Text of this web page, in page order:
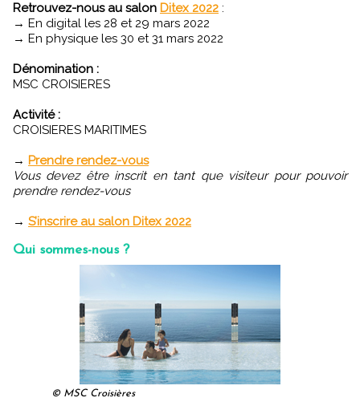
Retrouvez-nous au salon Ditex 2022 :
→ En digital les 28 et 29 mars 2022
→ En physique les 30 et 31 mars 2022
Dénomination :
MSC CROISIERES
Activité :
CROISIERES MARITIMES
→ Prendre rendez-vous
Vous devez être inscrit en tant que visiteur pour pouvoir
prendre rendez-vous
→ S’inscrire au salon Ditex 2022
Qui sommes-nous ?
© MSC Croisières